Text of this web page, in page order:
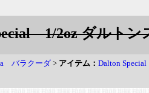
1/2oz ダルトン
バラクーダ > アイテム： Dalton